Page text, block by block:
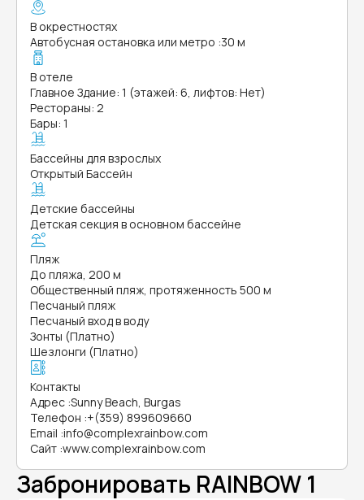
В окрестностях
Автобусная остановка или метро :30 м
В отеле
Главное Здание: 1 (этажей: 6, лифтов: Нет)
Рестораны: 2
Бары: 1
Бассейны для взрослых
Открытый Бассейн
Детские бассейны
Детская секция в основном бассейне
Пляж
До пляжа, 200 м
Общественный пляж, протяженность 500 м
Песчаный пляж
Песчаный вход в воду
Зонты (Платно)
Шезлонги (Платно)
Контакты
Адрес :Sunny Beach, Burgas
Телефон :+(359) 899609660
Email :info@complexrainbow.com
Сайт :www.complexrainbow.com
Забронировать RAINBOW 1